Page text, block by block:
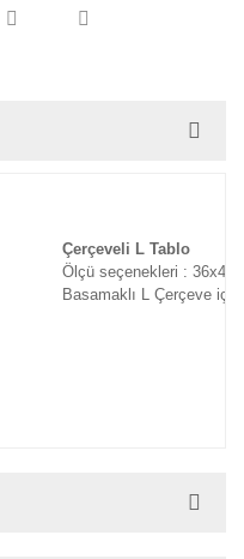
Çerçeveli L Tablo
Ölçü seçenekleri :
Basamaklı L Çerçeve